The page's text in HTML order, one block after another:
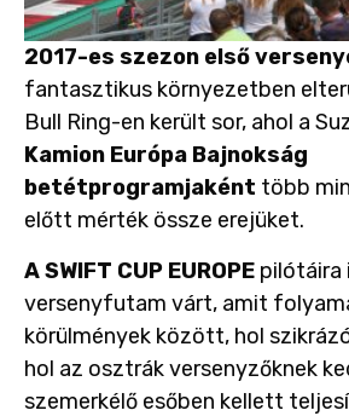
2017-es szezon első
fantasztikus környezetben
Bull Ring-en került sor, ahol a
Kamion Európa Bajnokság
betétprogramjaként több
előtt mérték össze erejüket.
A SWIFT CUP EUROPE pilótáira
versenyfutam várt, amit
körülmények között, hol
hol az osztrák versenyzőknek
szemerkélő esőben kellett